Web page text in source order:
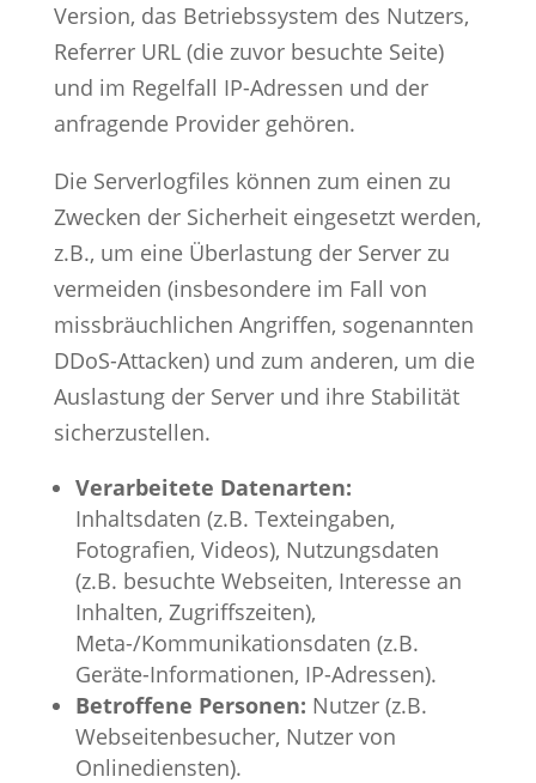
Version, das Betriebssystem des Nutzers,
Referrer URL (die zuvor besuchte Seite)
und im Regelfall IP-Adressen und der
anfragende Provider gehören.
Die Serverlogfiles können zum einen zu
Zwecken der Sicherheit eingesetzt werden,
z.B., um eine Überlastung der Server zu
vermeiden (insbesondere im Fall von
missbräuchlichen Angriffen, sogenannten
DDoS-Attacken) und zum anderen, um die
Auslastung der Server und ihre Stabilität
sicherzustellen.
Verarbeitete Datenarten:
Inhaltsdaten (z.B. Texteingaben,
Fotografien, Videos), Nutzungsdaten
(z.B. besuchte Webseiten, Interesse an
Inhalten, Zugriffszeiten),
Meta-/Kommunikationsdaten (z.B.
Geräte-Informationen, IP-Adressen).
Betroffene Personen: Nutzer (z.B.
Webseitenbesucher, Nutzer von
Onlinediensten).